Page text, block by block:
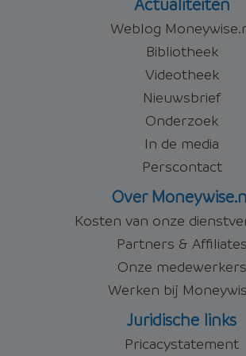
Weblog
Bibliotheek
Videotheek
Nieuwsbrief
Onderzoek
In de media
Perscontact
Over
Kosten van onze
Partners & Affiliates
Onze medewerkers
Werken bij
Juridische links
Pricacystatement